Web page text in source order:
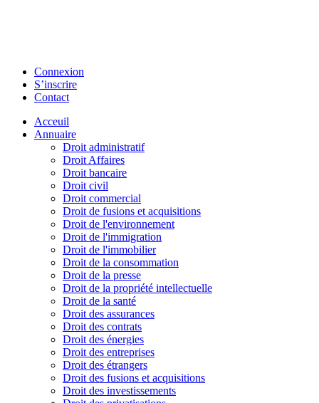
Connexion
S’inscrire
Contact
Acceuil
Annuaire
Droit administratif
Droit Affaires
Droit bancaire
Droit civil
Droit commercial
Droit de fusions et acquisitions
Droit de l'environnement
Droit de l'immigration
Droit de l'immobilier
Droit de la consommation
Droit de la presse
Droit de la propriété intellectuelle
Droit de la santé
Droit des assurances
Droit des contrats
Droit des énergies
Droit des entreprises
Droit des étrangers
Droit des fusions et acquisitions
Droit des investissements